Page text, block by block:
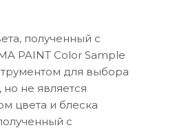
полученный с
PAINT Color Sample
для выбора
не является
цвета и блеска
с